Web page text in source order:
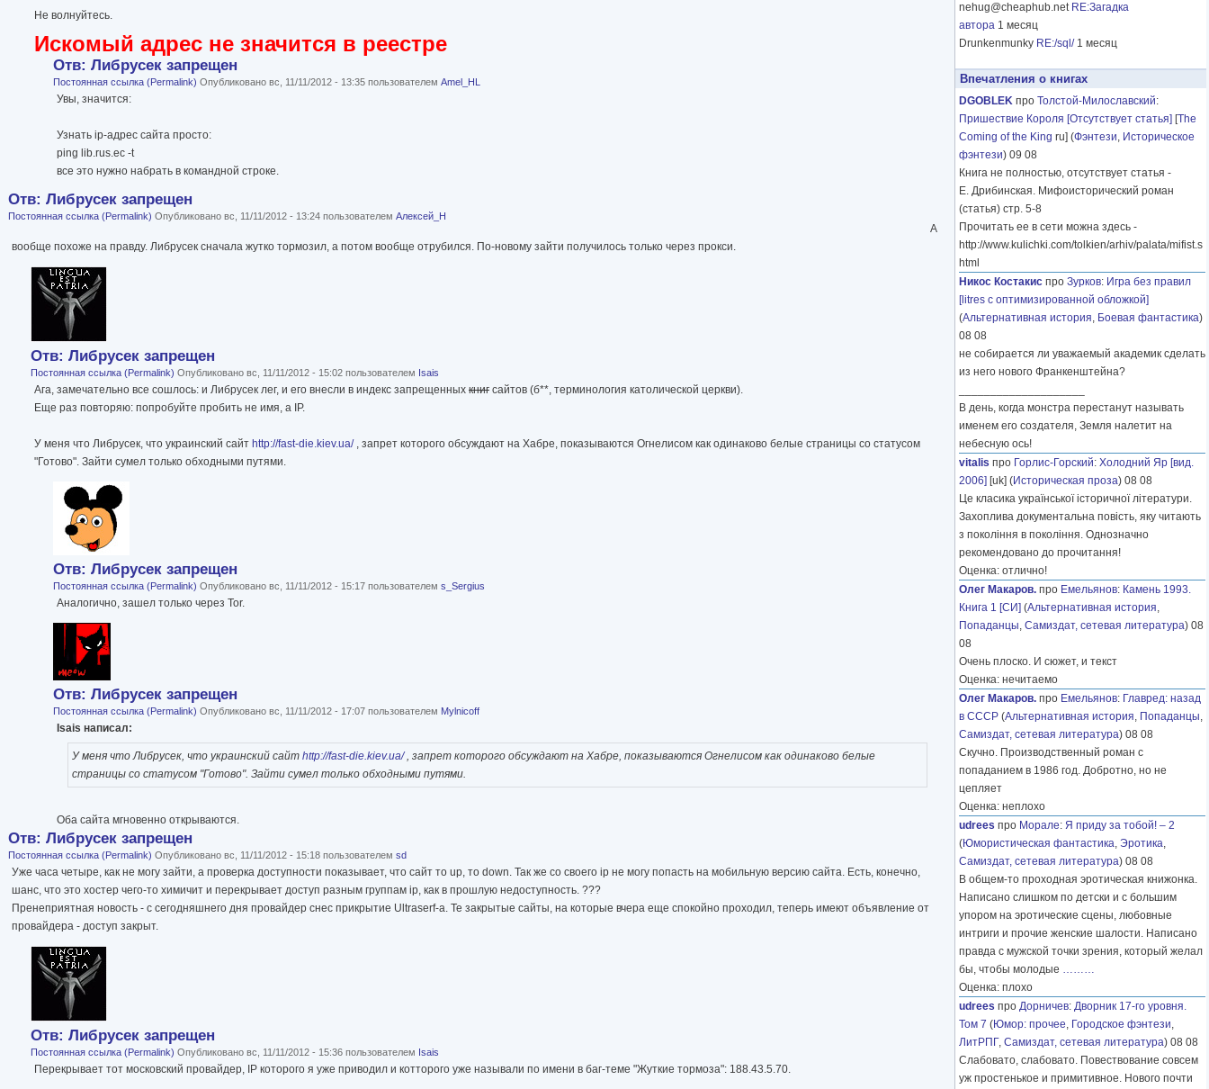
Не волнуйтесь.
Искомый адрес не значится в реестре
Отв: Либрусек запрещен
Постоянная ссылка (Permalink) Опубликовано вс, 11/11/2012 - 13:35 пользователем Amel_HL
Увы, значится:
Узнать ip-адрес сайта просто:
ping lib.rus.ec -t
все это нужно набрать в командной строке.
Отв: Либрусек запрещен
Постоянная ссылка (Permalink) Опубликовано вс, 11/11/2012 - 13:24 пользователем Алексей_Н
А
вообще похоже на правду. Либрусек сначала жутко тормозил, а потом вообще отрубился. По-новому зайти получилось только через прокси.
Отв: Либрусек запрещен
Постоянная ссылка (Permalink) Опубликовано вс, 11/11/2012 - 15:02 пользователем Isais
Ага, замечательно все сошлось: и Либрусек лег, и его внесли в индекс запрещенных книг сайтов (б**, терминология католической церкви).
Еще раз повторяю: попробуйте пробить не имя, а IP.
У меня что Либрусек, что украинский сайт http://fast-die.kiev.ua/, запрет которого обсуждают на Хабре, показываются Огнелисом как одинаково белые страницы со статусом
"Готово". Зайти сумел только обходными путями.
Отв: Либрусек запрещен
Постоянная ссылка (Permalink) Опубликовано вс, 11/11/2012 - 15:17 пользователем s_Sergius
Аналогично, зашел только через Tor.
Отв: Либрусек запрещен
Постоянная ссылка (Permalink) Опубликовано вс, 11/11/2012 - 17:07 пользователем Mylnicoff
Isais написал:
У меня что Либрусек, что украинский сайт http://fast-die.kiev.ua/, запрет которого обсуждают на Хабре, показываются Огнелисом как одинаково белые
страницы со статусом "Готово". Зайти сумел только обходными путями.
Оба сайта мгновенно открываются.
Отв: Либрусек запрещен
Постоянная ссылка (Permalink) Опубликовано вс, 11/11/2012 - 15:18 пользователем sd
Уже часа четыре, как не могу зайти, а проверка доступности показывает, что сайт то up, то down. Так же со своего ip не могу попасть на мобильную версию сайта. Есть, конечно,
шанс, что это хостер чего-то химичит и перекрывает доступ разным группам ip, как в прошлую недоступность. ???
Пренеприятная новость - с сегодняшнего дня провайдер снес прикрытие Ultraserf-а. Те закрытые сайты, на которые вчера еще спокойно проходил, теперь имеют объявление от
провайдера - доступ закрыт.
Отв: Либрусек запрещен
Постоянная ссылка (Permalink) Опубликовано вс, 11/11/2012 - 15:36 пользователем Isais
Перекрывает тот московский провайдер, IP которого я уже приводил и котторого уже называли по имени в баг-теме "Жуткие тормоза": 188.43.5.70.
nehug@cheaphub.net RE:Загадка
автора 1 месяц
Drunkenmunky RE:/sql/ 1 месяц
Впечатления о книгах
DGOBLEK про Толстой-Милославский:
Пришествие Короля [Отсутствует статья] [The
Coming of the King ru] (Фэнтези, Историческое
фэнтези) 09 08
Книга не полностью, отсутствует статья -
Е. Дрибинская. Мифоисторический роман
(статья) стр. 5-8
Прочитать ее в сети можна здесь -
http://www.kulichki.com/tolkien/arhiv/palata/mifist.s
html
Никос Костакис про Зурков: Игра без правил
[litres с оптимизированной обложкой]
(Альтернативная история, Боевая фантастика)
08 08
не собирается ли уважаемый академик сделать
из него нового Франкенштейна?
В день, когда монстра перестанут называть
именем его создателя, Земля налетит на
небесную ось!
vitalis про Горлис-Горский: Холодний Яр [вид.
2006] [uk] (Историческая проза) 08 08
Це класика української історичної літератури.
Захоплива документальна повість, яку читають
з покоління в покоління. Однозначно
рекомендовано до прочитання!
Оценка: отлично!
Олег Макаров. про Емельянов: Камень 1993.
Книга 1 [СИ] (Альтернативная история,
Попаданцы, Самиздат, сетевая литература) 08
08
Очень плоско. И сюжет, и текст
Оценка: нечитаемо
Олег Макаров. про Емельянов: Главред: назад
в СССР (Альтернативная история, Попаданцы,
Самиздат, сетевая литература) 08 08
Скучно. Производственный роман с
попаданием в 1986 год. Добротно, но не
цепляет
Оценка: неплохо
udrees про Морале: Я приду за тобой! – 2
(Юмористическая фантастика, Эротика,
Самиздат, сетевая литература) 08 08
В общем-то проходная эротическая книжонка.
Написано слишком по детски и с большим
упором на эротические сцены, любовные
интриги и прочие женские шалости. Написано
правда с мужской точки зрения, который желал
бы, чтобы молодые ………
Оценка: плохо
udrees про Дорничев: Дворник 17-го уровня.
Том 7 (Юмор: прочее, Городское фэнтези,
ЛитРПГ, Самиздат, сетевая литература) 08 08
Слабовато, слабовато. Повествование совсем
уж простенькое и примитивное. Нового почти